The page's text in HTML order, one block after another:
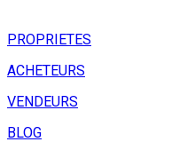
PROPRIETES
ACHETEURS
VENDEURS
BLOG